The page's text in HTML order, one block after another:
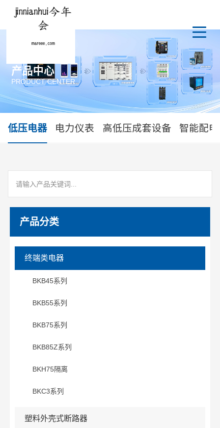
产品中心
PRODUCT CENTER
低压电器 电力仪表 高低压成套设备 智能配
产品分类
终端类电器
BKB45系列
BKB55系列
BKB75系列
BKB85Z系列
BKH75隔离
BKC3系列
塑料外壳式断路器